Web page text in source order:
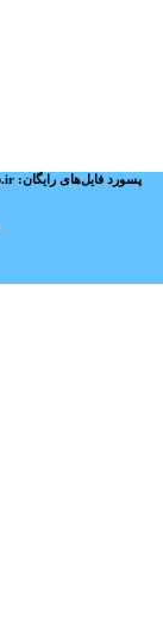
پسورد فایل‌های رایگان: mypsdshop.ir - پشتیبانی: arshiya_ag@yahoo.com